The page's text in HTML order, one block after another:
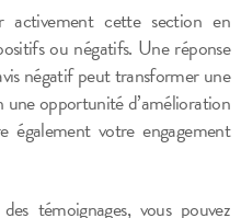
cette section en
ou négatifs. Une réponse
négatif peut transformer une
une opportunité d’amélioration
votre engagement
témoignages, vous pouvez